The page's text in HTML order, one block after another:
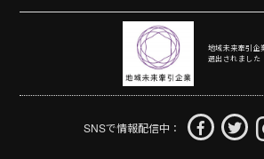
地域未来牽引企
選出されました
SNSで情報配信中：